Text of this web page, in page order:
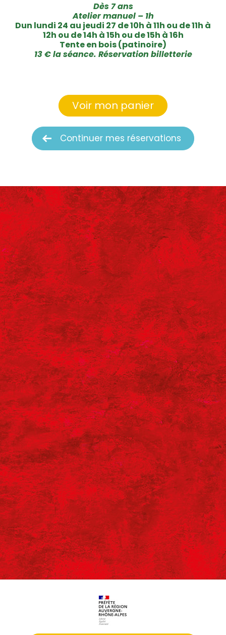
Dès 7 ans
Atelier manuel – 1h
Dun lundi 24 au jeudi 27 de 10h à 11h ou de 11h à
12h ou de 14h à 15h ou de 15h à 16h
Tente en bois (patinoire)
13 € la séance. Réservation billetterie
Continuer mes réservations
Voir mon panier